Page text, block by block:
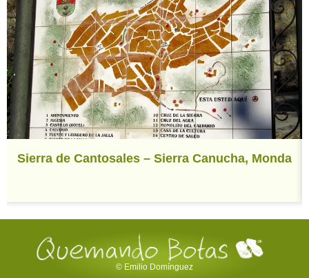
Sierra de Cantosales – Sierra Canucha, Monda
© Emilio Domínguez